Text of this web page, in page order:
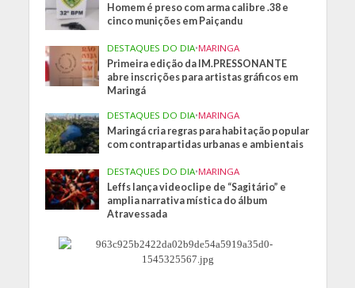
Homem é preso com arma calibre .38 e
cinco munições em Paiçandu
DESTAQUES DO DIA•MARINGA
Primeira edição da IM.PRESSONANTE
abre inscrições para artistas gráficos em
Maringá
DESTAQUES DO DIA•MARINGA
Maringá cria regras para habitação popular
com contrapartidas urbanas e ambientais
DESTAQUES DO DIA•MARINGA
Leffs lança videoclipe de “Sagitário” e
amplia narrativa mística do álbum
Atravessada